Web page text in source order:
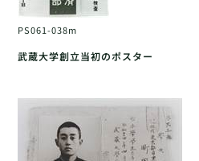
PS061-038m
武蔵大学創立当初のポスター